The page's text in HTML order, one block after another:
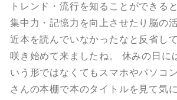
トレンド・流行を知ることができる
集中力・記憶力を向上させたり脳の
近本を読んでいなかったなと反省し
咲き始めて来ましたね。 休みの日
いう形ではなくてもスマホやパソコ
さんの本棚で本のタイトルを見て気